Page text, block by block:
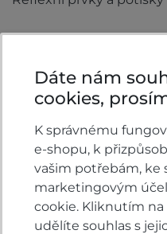
Dáte nám
cookies,
K správnému
e-shopu, k
vašim potřebám, ke
marketingovým
cookie. Kliknutím na
udělíte souhlas s